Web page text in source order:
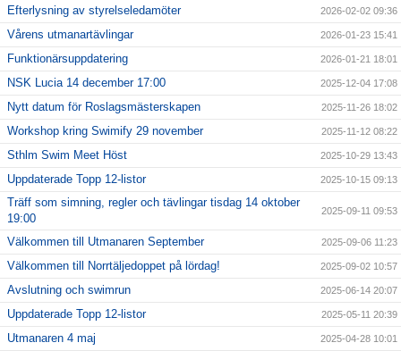
Efterlysning av styrelseledamöter 2026-02-02 09:36
Vårens utmanartävlingar 2026-01-23 15:41
Funktionärsuppdatering 2026-01-21 18:01
NSK Lucia 14 december 17:00 2025-12-04 17:08
Nytt datum för Roslagsmästerskapen 2025-11-26 18:02
Workshop kring Swimify 29 november 2025-11-12 08:22
Sthlm Swim Meet Höst 2025-10-29 13:43
Uppdaterade Topp 12-listor 2025-10-15 09:13
Träff som simning, regler och tävlingar tisdag 14 oktober
19:00
2025-09-11 09:53
Välkommen till Utmanaren September 2025-09-06 11:23
Välkommen till Norrtäljedoppet på lördag! 2025-09-02 10:57
Avslutning och swimrun 2025-06-14 20:07
Uppdaterade Topp 12-listor 2025-05-11 20:39
Utmanaren 4 maj 2025-04-28 10:01